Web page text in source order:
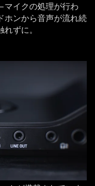
イクの処理が行わ
ホンから音声が流れ続
ずに。